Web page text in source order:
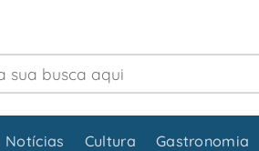
Notícias Cultura Gastronomia